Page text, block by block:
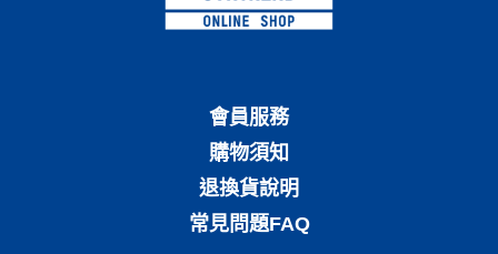
會員服務
購物須知
退換貨說明
常見問題FAQ